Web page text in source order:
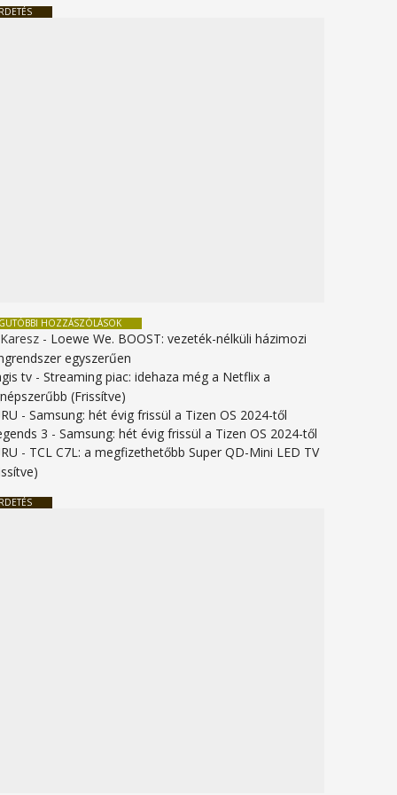
HOZZÁSZÓLÁSOK
- Loewe We. BOOST: vezeték-nélküli házimozi
egyszerűen
tv -Streaming piac: idehaza még a Netflix a
(Frissítve)
-Samsung: hét évig frissül a Tizen OS 2024-től
3 -Samsung: hét évig frissül a Tizen OS 2024-től
- TCL C7L: a megfizethetőbb Super QD-Mini LED TV